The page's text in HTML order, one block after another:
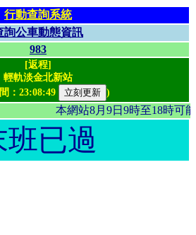
行動查詢系統
詢公車動態資訊
983
[返程]
輕軌淡金北新站
： 23:08:49 )
本網站8月9日9時至18
班已過